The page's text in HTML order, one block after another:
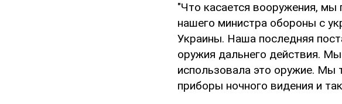
"Что касается вооружения,
нашего министра обороны с
Украины. Наша последняя
оружия дальнего действия.
использовала это оружие. Мы
приборы ночного видения и